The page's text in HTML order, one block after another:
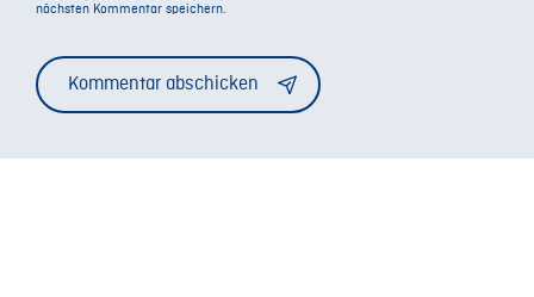
nächsten Kommentar speichern.